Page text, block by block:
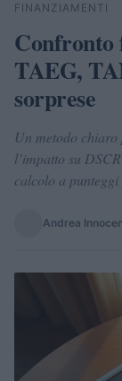
Cerca
FINANZIAMENTI
Confronto
TAEG,
sorprese
Un metodo chiaro
l’impatto su
calcolo a
Andrea